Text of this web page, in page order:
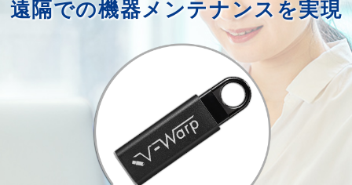
遠隔での機器メンテナンスを実現